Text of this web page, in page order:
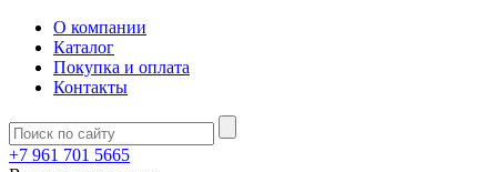
О компании
Каталог
Покупка и оплата
Контакты
+7 961 701 5665